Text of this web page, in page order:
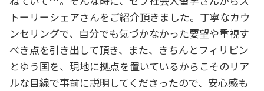
トーリーシェアさんをご紹介頂きました。丁寧なカウ
ンセリングで、自分でも気づかなかった要望や重視す
べき点を引き出して頂き、また、きちんとフィリピン
とゆう国を、現地に拠点を置いているからこそのリア
ルな目線で事前に説明してくださったので、安心感も